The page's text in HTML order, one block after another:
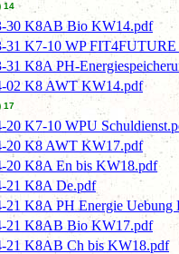
14
30 K8AB Bio KW14.pdf
K7-10 WP FIT4FUTURE
K8A PH-
02 K8 AWT KW14.pdf
17
K7-10 WPU
20 K8 AWT KW17.pdf
20 K8A En bis KW18.pdf
21 K8A De.pdf
K8A PH Energie Uebung
21 K8AB Bio KW17.pdf
21 K8AB Ch bis KW18.pdf